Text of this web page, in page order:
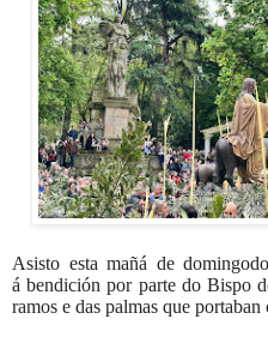
Asisto esta mañá de
á bendición por parte do Bispo
ramos e das palmas que portaban